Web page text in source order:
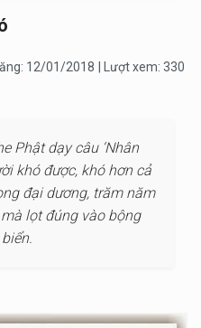
12/01/2018 | Lượt xem: 330
Phật dạy câu ‘Nhân
khó được, khó hơn cả
đại dương, trăm năm
lọt đúng vào bộng